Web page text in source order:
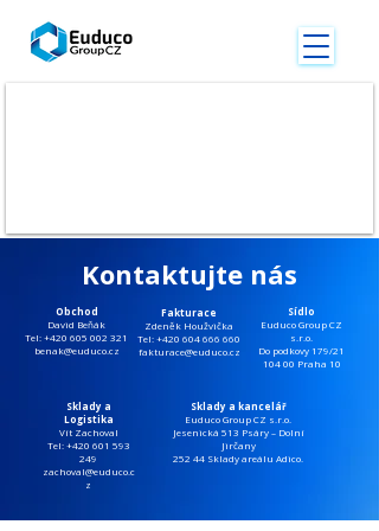
Kontaktujte nás
Obchod
David Beňák
Tel: +420 605 002 321
benak@euduco.cz
Fakturace
Zdeněk Houžvička
Tel: +420 604 666 660
fakturace@euduco.cz
Sídlo
Euduco Group CZ
s.r.o.
Do podkovy 179/21
104 00 Praha 10
Sklady a
Logistika
Vít Zachoval
Tel: +420 601 593
249
zachoval@euduco.c
z
Sklady a kancelář
Euduco Group CZ s.r.o.
Jesenická 513 Psáry – Dolní
Jirčany
252 44 Sklady areálu Adico.